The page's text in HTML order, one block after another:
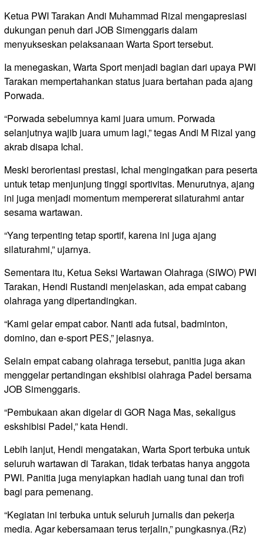
Ketua PWI Tarakan Andi Muhammad Rizal mengapresiasi
dukungan penuh dari JOB Simenggaris dalam
menyukseskan pelaksanaan Warta Sport tersebut.
Ia menegaskan, Warta Sport menjadi bagian dari upaya PWI
Tarakan mempertahankan status juara bertahan pada ajang
Porwada.
“Porwada sebelumnya kami juara umum. Porwada
selanjutnya wajib juara umum lagi,” tegas Andi M Rizal yang
akrab disapa Ichal.
Meski berorientasi prestasi, Ichal mengingatkan para peserta
untuk tetap menjunjung tinggi sportivitas. Menurutnya, ajang
ini juga menjadi momentum mempererat silaturahmi antar
sesama wartawan.
“Yang terpenting tetap sportif, karena ini juga ajang
silaturahmi,” ujarnya.
Sementara itu, Ketua Seksi Wartawan Olahraga (SIWO) PWI
Tarakan, Hendi Rustandi menjelaskan, ada empat cabang
olahraga yang dipertandingkan.
“Kami gelar empat cabor. Nanti ada futsal, badminton,
domino, dan e-sport PES,” jelasnya.
Selain empat cabang olahraga tersebut, panitia juga akan
menggelar pertandingan ekshibisi olahraga Padel bersama
JOB Simenggaris.
“Pembukaan akan digelar di GOR Naga Mas, sekaligus
eskshibisi Padel,” kata Hendi.
Lebih lanjut, Hendi mengatakan, Warta Sport terbuka untuk
seluruh wartawan di Tarakan, tidak terbatas hanya anggota
PWI. Panitia juga menyiapkan hadiah uang tunai dan trofi
bagi para pemenang.
“Kegiatan ini terbuka untuk seluruh jurnalis dan pekerja
media. Agar kebersamaan terus terjalin,” pungkasnya.(Rz)